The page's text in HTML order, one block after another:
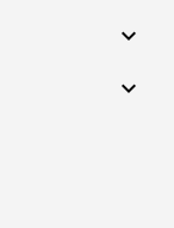
expand_more
expand_more